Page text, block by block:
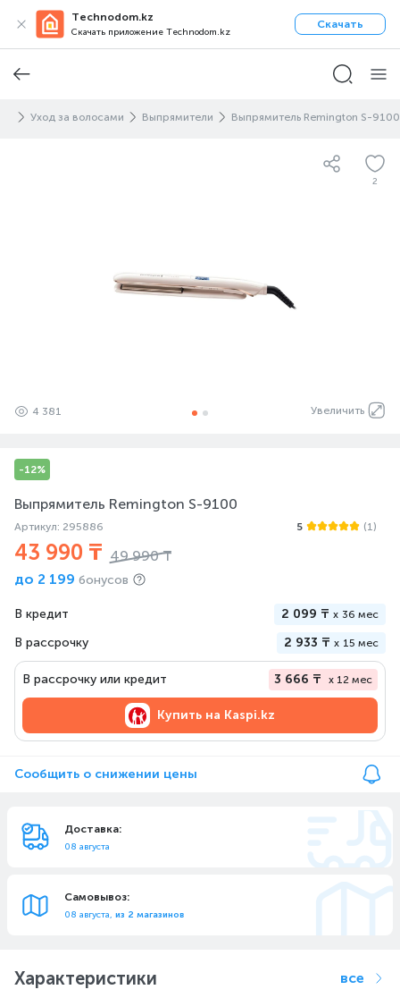
Technodom.kz
Скачать приложение Technodom.kz
Скачать
Уход за волосами Выпрямители Выпрямитель Remington S-9100
2
Увеличить
4 381
-12%
Выпрямитель Remington S-9100
Артикул: 295886 5 (1)
43 990 ₸ 49 990 ₸
до 2 199 бонусов
В кредит 2 099 ₸ x 36 мес
В рассрочку 2 933 ₸ x 15 мес
В рассрочку или кредит 3 666 ₸ x 12 мес
Купить на Kaspi.kz
Сообщить о снижении цены
Доставка:
08 августа
Самовывоз:
08 августа, из 2 магазинов
Характеристики все